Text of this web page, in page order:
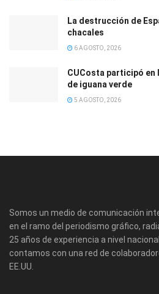
La destrucción de
chacales
6 AGOSTO, 2026
CUCosta participó en
de iguana verde
5 AGOSTO, 2026
Somos un medio de comunicación
en el ramo del periodismo gráfico,
25 años de experiencia a nivel
contamos con una red de
EE.UU.